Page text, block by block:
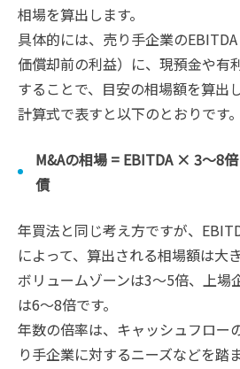
相場を算出します。
具体的には、売り手企業の
価償却前の利益）に、現預金や有
することで、目安の相場額を算出し
計算式で表すと以下のとおりです。
M&Aの相場 = EBITDA × 3〜8
債
年買法と同じ考え方ですが、
によって、算出される相場額は大
ボリュームゾーンは3～5倍、上場
は6～8倍です。
年数の倍率は、キャッシュフロー
り手企業に対するニーズなどを踏